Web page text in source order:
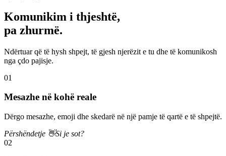
Komunikim i thjeshtë,
pa zhurmë.
Ndërtuar që të hysh shpejt, të gjesh njerëzit e tu dhe të komunikosh
nga çdo pajisje.
01
Mesazhe në kohë reale
Dërgo mesazhe, emoji dhe skedarë në një pamje të qartë e të shpejtë.
Përshëndetje 👋Si je sot?
02